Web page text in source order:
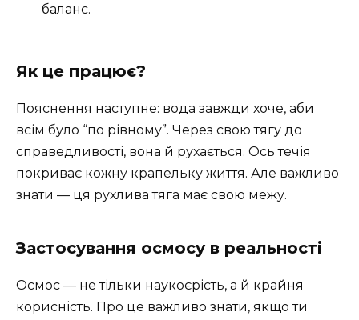
баланс.
Як це працює?
Пояснення наступне: вода завжди хоче, аби
всім було “по рівному”. Через свою тягу до
справедливості, вона й рухається. Ось течія
покриває кожну крапельку життя. Але важливо
знати — ця рухлива тяга має свою межу.
Застосування осмосу в реальності
Осмос — не тільки наукоєрість, а й крайня
корисність. Про це важливо знати, якщо ти